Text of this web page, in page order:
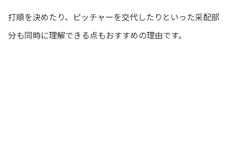
打順を決めたり、ピッチャーを交代したりといった采配部
分も同時に理解できる点もおすすめの理由です。